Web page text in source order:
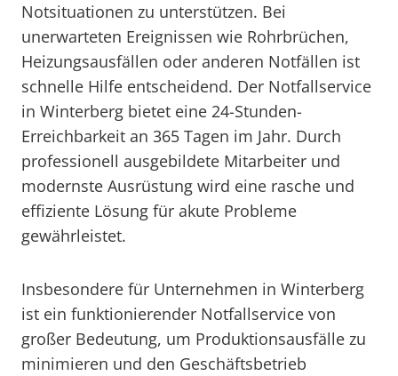
Notsituationen zu unterstützen. Bei
unerwarteten Ereignissen wie Rohrbrüchen,
Heizungsausfällen oder anderen Notfällen ist
schnelle Hilfe entscheidend. Der Notfallservice
in Winterberg bietet eine 24-Stunden-
Erreichbarkeit an 365 Tagen im Jahr. Durch
professionell ausgebildete Mitarbeiter und
modernste Ausrüstung wird eine rasche und
effiziente Lösung für akute Probleme
gewährleistet.
Insbesondere für Unternehmen in Winterberg
ist ein funktionierender Notfallservice von
großer Bedeutung, um Produktionsausfälle zu
minimieren und den Geschäftsbetrieb